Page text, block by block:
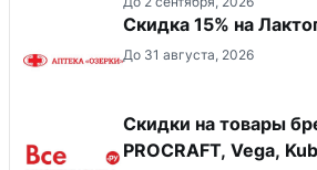
Скидка 15% на
До 31 августа, 2026
Скидки на товары
PROCRAFT, Vega,